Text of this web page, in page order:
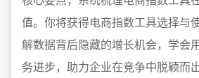
值。你将获得电商指数工具选择与
解数据背后隐藏的增长机会，学会
务进步，助力企业在竞争中脱颖而出